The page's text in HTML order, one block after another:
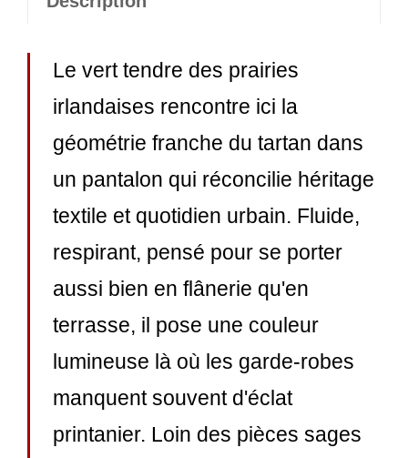
Le vert tendre des prairies
irlandaises rencontre ici la
géométrie franche du tartan dans
un pantalon qui réconcilie héritage
textile et quotidien urbain. Fluide,
respirant, pensé pour se porter
aussi bien en flânerie qu'en
terrasse, il pose une couleur
lumineuse là où les garde-robes
manquent souvent d'éclat
printanier. Loin des pièces sages